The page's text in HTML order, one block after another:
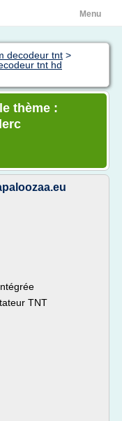
Menu
decodeur tnt >
tnt hd
thème :
TNT